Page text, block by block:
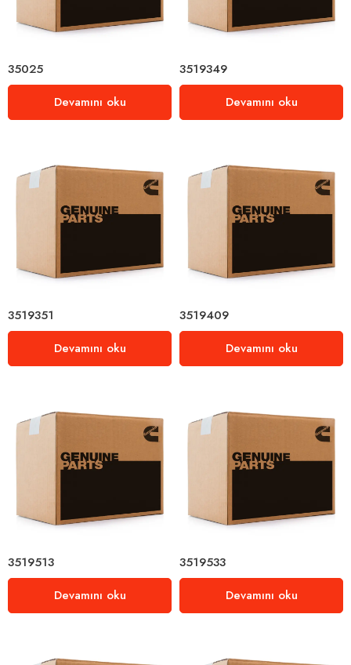
35025
Devamını oku
3519349
Devamını oku
3519351
Devamını oku
3519409
Devamını oku
3519513
Devamını oku
3519533
Devamını oku